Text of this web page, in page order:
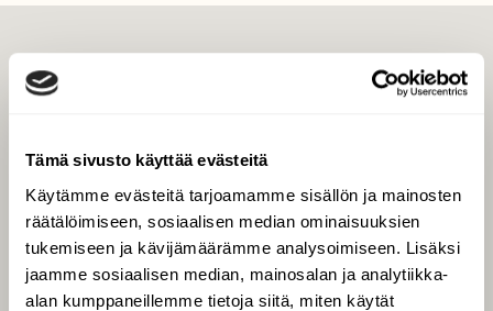
Tämä sivusto käyttää evästeitä
Käytämme evästeitä tarjoamamme sisällön ja mainosten
räätälöimiseen, sosiaalisen median ominaisuuksien
tukemiseen ja kävijämäärämme analysoimiseen. Lisäksi
jaamme sosiaalisen median, mainosalan ja analytiikka-
alan kumppaneillemme tietoja siitä, miten käytät
Tilaa digilukuoikeus
Äänestä parasta juttua
Tilaa uutiskirje